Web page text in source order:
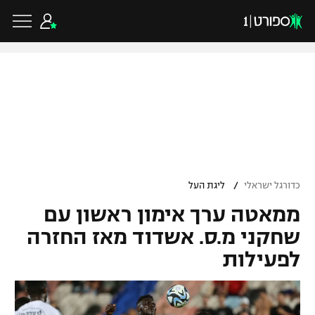
גביע הטוטו
ליגיונרים
גביע המדינה
ליגת האלופות
ליגה אירופית
ליגה אנגלית
כדורסל ישראלי
ליגת ווינר סל
ליגה לאומית
כדורסל עולמי
NBA
כדורגל ישראלי / ליגת העל
ממאטה ערך אימון ראשון עם
שחקני מ.ס. אשדוד מאז החזרה
לפעילות